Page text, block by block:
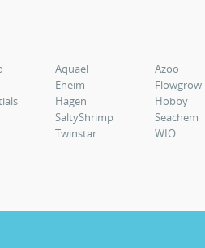
Aquael
Azoo
Eheim
Flowgrow
Hagen
Hobby
SaltyShrimp
Seachem
Twinstar WIO